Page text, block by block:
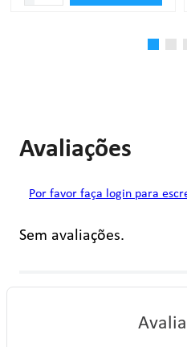
Avaliações
Por favor faça login para
Sem avaliações.